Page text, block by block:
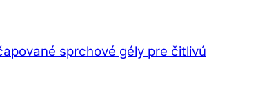
sprchové gély pre čitlivú